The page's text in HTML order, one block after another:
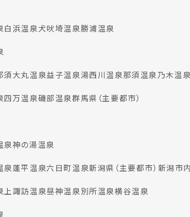
白浜温泉犬吠埼温泉勝浦温泉
須大丸温泉益子温泉湯西川温泉那須温泉乃木温
四万温泉磯部温泉群馬県（主要都市）
泉神の湯温泉
泉蓬平温泉六日町温泉新潟県（主要都市） 新潟市
上諏訪温泉昼神温泉別所温泉横谷温泉